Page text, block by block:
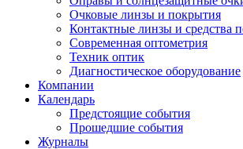
Очковые линзы и покрытия
Контактные линзы и средства
Современная оптометрия
Техник оптик
Диагностическое оборудование
Компании
Календарь
Предстоящие события
Прошедшие события
Журналы